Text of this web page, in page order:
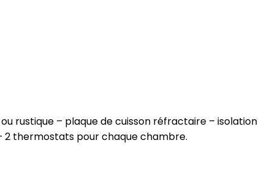
rustique – plaque de cuisson réfractaire – isolation
2 thermostats pour chaque chambre.